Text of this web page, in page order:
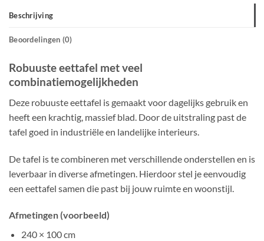
Beschrijving
Beoordelingen (0)
Robuuste eettafel met veel
combinatiemogelijkheden
Deze robuuste eettafel is gemaakt voor dagelijks gebruik en
heeft een krachtig, massief blad. Door de uitstraling past de
tafel goed in industriële en landelijke interieurs.
De tafel is te combineren met verschillende onderstellen en is
leverbaar in diverse afmetingen. Hierdoor stel je eenvoudig
een eettafel samen die past bij jouw ruimte en woonstijl.
Afmetingen (voorbeeld)
240 × 100 cm